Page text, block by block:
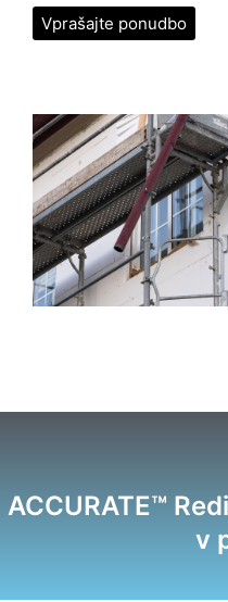
Vprašajte ponudbo
ACCURATE™
v